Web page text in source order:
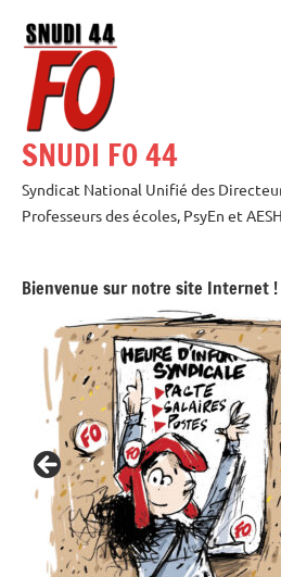
contenu
SNUDI FO 44
Syndicat National Unifié des
Professeurs des écoles, PsyEn et
Bienvenue sur notre site Internet !